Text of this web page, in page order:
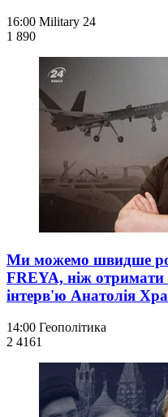
16:00 Military 24
1 890
Ми можемо швидше
FREYA, ніж отримати
інтерв'ю Анатолія
14:00 Геополітика
2 4161